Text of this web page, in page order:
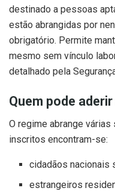
destinado a pessoas
estão abrangidas por
obrigatório. Permite
mesmo sem vínculo
detalhado pela
Quem pode
O regime abrange
inscritos encontram-se:
cidadãos nacionais
estrangeiros